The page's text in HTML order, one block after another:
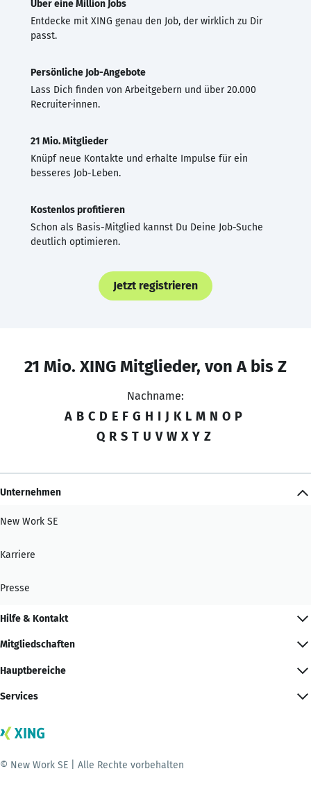
Über eine Million Jobs
Entdecke mit XING genau den Job, der wirklich zu Dir
passt.
Persönliche Job-Angebote
Lass Dich finden von Arbeitgebern und über 20.000
Recruiter·innen.
21 Mio. Mitglieder
Knüpf neue Kontakte und erhalte Impulse für ein
besseres Job-Leben.
Kostenlos profitieren
Schon als Basis-Mitglied kannst Du Deine Job-Suche
deutlich optimieren.
Jetzt registrieren
21 Mio. XING Mitglieder, von A bis Z
Nachname:
A B C D E F G H I J K L M N O P
Q R S T U V W X Y Z
Unternehmen
New Work SE
Karriere
Presse
Hilfe & Kontakt
Mitgliedschaften
Hauptbereiche
Services
© New Work SE | Alle Rechte vorbehalten